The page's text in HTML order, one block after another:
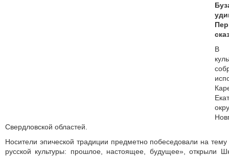
В
Свердловской областей.
Носители эпической традиции предметно побеседовали на тему
русской культуры: прошлое, настоящее, будущее», открыли